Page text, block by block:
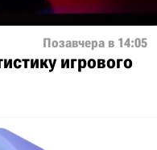
Позавчера в 14:05
игрового